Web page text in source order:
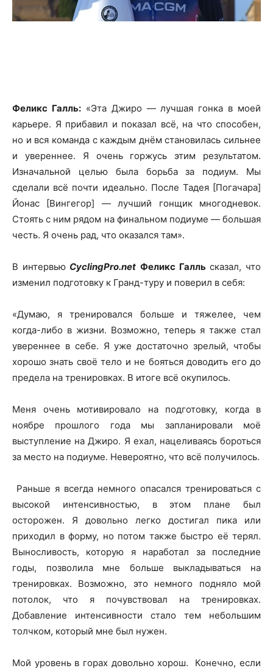
Феликс Галль:«Эта Джиро — лучшая гонка в моей
карьере. Я прибавил и показал всё, на что способен,
но и вся команда с каждым днём становилась сильнее
и увереннее. Я очень горжусь этим результатом.
Изначальной целью была борьба за подиум. Мы
сделали всё почти идеально. После Тадея [Погачара]
Йонас [Вингегор] — лучший гонщик многодневок.
Стоять с ним рядом на финальном подиуме — большая
честь. Я очень рад, что оказался там».
В интервью CyclingPro.net Феликс Галльсказал, что
изменил подготовку к Гранд-туру и поверил в себя:
«Думаю, я тренировался больше и тяжелее, чем
когда-либо в жизни. Возможно, теперь я также стал
увереннее в себе. Я уже достаточно зрелый, чтобы
хорошо знать своё тело и не бояться доводить его до
предела на тренировках. В итоге всё окупилось.
Меня очень мотивировало на подготовку, когда в
ноябре прошлого года мы запланировали моё
выступление на Джиро. Я ехал, нацеливаясь бороться
за место на подиуме. Невероятно, что всё получилось.
Раньше я всегда немного опасался тренироваться с
высокой интенсивностью, в этом плане был
осторожен. Я довольно легко достигал пика или
приходил в форму, но потом также быстро её терял.
Выносливость, которую я наработал за последние
годы, позволила мне больше выкладываться на
тренировках. Возможно, это немного подняло мой
потолок, что я почувствовал на тренировках.
Добавление интенсивности стало тем небольшим
толчком, который мне был нужен.
Мой уровень в горах довольно хорош. Конечно, если